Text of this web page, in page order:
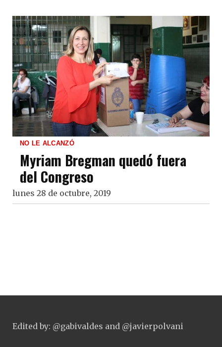
NO LE ALCANZÓ
Myriam Bregman quedó fuera
del Congreso
lunes 28 de octubre, 2019
Edited by: @gabivaldes and @javierpolvani